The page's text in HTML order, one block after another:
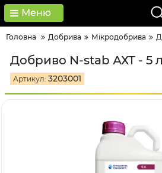
Меню
Головна Добрива Мікродобрива
Добриво N-stab АХТ - 5 л
Артикул: 3203001